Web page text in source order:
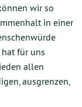
wir so
in einer
für uns
allen
ausgrenzen,